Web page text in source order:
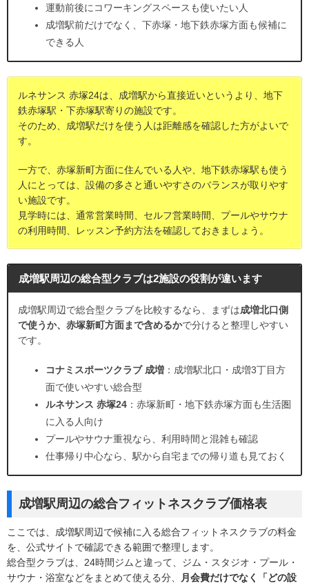
運動前後にコワーキングスペースも使いたい人
成増駅前だけでなく、下赤塚・地下鉄赤塚方面も候補に
できる人
ルネサンス 赤塚24は、成増駅から直接近いというより、地下
鉄赤塚駅・下赤塚駅寄りの施設です。
そのため、成増駅だけを使う人は距離感を確認した方がよいで
す。
一方で、赤塚新町方面に住んでいる人や、地下鉄赤塚駅も使う
人にとっては、設備の多さと通いやすさのバランスが取りやす
い施設です。
見学時には、通常営業時間、セルフ営業時間、プールやサウナ
の利用時間、レッスン予約方法を確認しておきましょう。
成増駅周辺の総合型クラブは2施設の役割が違います
成増駅周辺で総合型クラブを比較するなら、まずは成増北口側
で使うか、赤塚新町方面まで含めるかで分けると整理しやすい
です。
コナミスポーツクラブ 成増 ：成増駅北口・成増3丁目方
面で使いやすい総合型
ルネサンス 赤塚24 ：赤塚新町・地下鉄赤塚方面も生活圏
に入る人向け
プールやサウナ重視なら、利用時間と混雑も確認
仕事帰り中心なら、駅から自宅までの帰り道も見ておく
成増駅周辺の総合フィットネスクラブ価格表
ここでは、成増駅周辺で候補に入る総合フィットネスクラブの料金
を、公式サイトで確認できる範囲で整理します。
総合型クラブは、24時間ジムと違って、ジム・スタジオ・プール・
サウナ・浴室などをまとめて使える分、
月会費だけでなく「どの設